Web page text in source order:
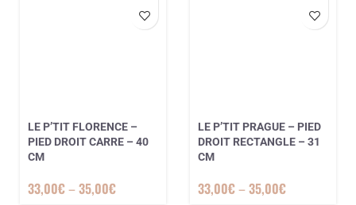
LE P’TIT FLORENCE –
PIED DROIT CARRE – 40
CM
33,00€–35,00€
LE P’TIT PRAGUE – PIED
DROIT RECTANGLE – 31
CM
33,00€–35,00€